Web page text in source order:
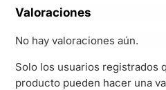
Valoraciones
No hay valoraciones aún.
Solo los usuarios registrados
producto pueden hacer una